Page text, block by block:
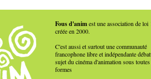
Fous d'animest une association de loi
créée en 2000.
C'est aussi et surtout une communauté
francophone libre et indépendante
sujet du cinéma d'animation sous toutes
formes